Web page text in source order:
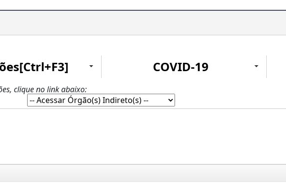
COVID-19
clique no link abaixo: